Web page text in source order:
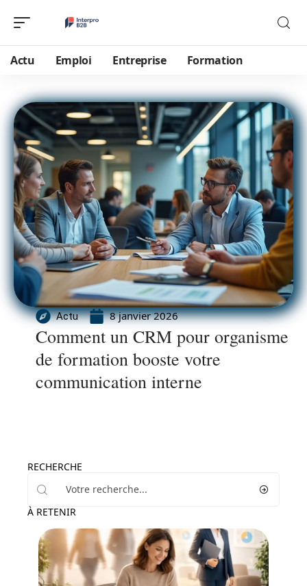
Actu Emploi Entreprise Formation
Actu 8 janvier 2026
Comment un CRM pour organisme
de formation booste votre
communication interne
RECHERCHE
À RETENIR